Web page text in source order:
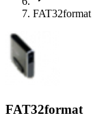
FAT32format
FAT32format